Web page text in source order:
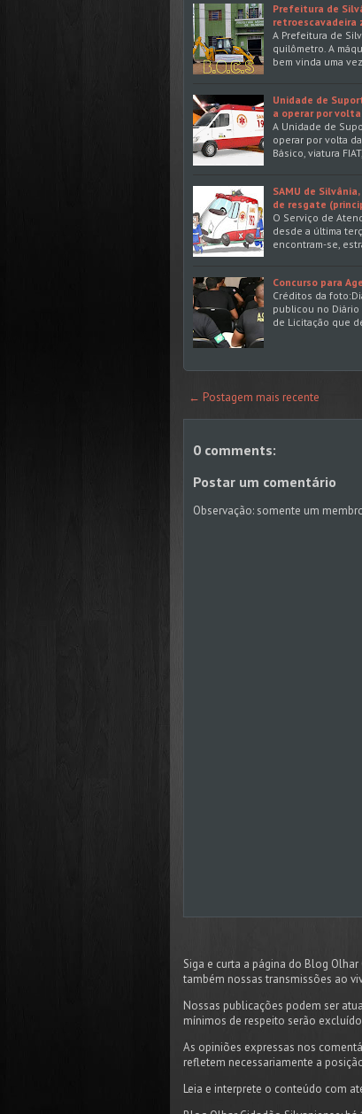
Prefeitura de
retroescavadeira
A Prefeitura de
quilômetro. A
bem vinda uma
Unidade de
a operar por
A Unidade de
operar por volta
Básico, viatura
SAMU de
de resgate
O Serviço de
desde a última
encontram-se,
Concurso para
Créditos da
publicou no Diário
de Licitação que
← Postagem mais recente
0 comments:
Postar um comentário
Observação: somente um
Siga e curta a página do Blog
também nossas transmissões ao
Nossas publicações podem ser
mínimos de respeito serão
As opiniões expressas nos
refletem necessariamente a
Leia e interprete o conteúdo com